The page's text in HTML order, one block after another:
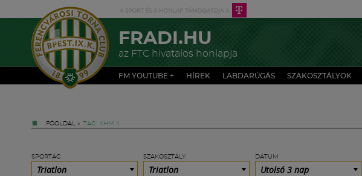
FRADI.HU
az FTC hivatalos honlapja
FM YOUTUBE + HÍREK LABDARÚGÁS SZAKOSZTÁLYOK
FŐOLDAL » TAG: KHM II
SPORTÁG
Triatlon
SZAKOSZTÁLY
Triatlon
DÁTUM
Utolsó 3 nap